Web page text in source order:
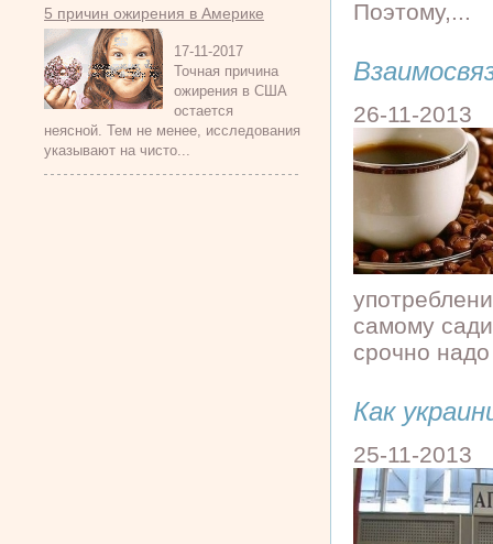
5 причин ожирения в Америке
17-11-2017
Точная причина
ожирения в США
остается
неясной. Тем не менее, исследования
указывают на чисто...
Поэтому,...
26-11-2013
самому
срочно
Как
25-11-2013